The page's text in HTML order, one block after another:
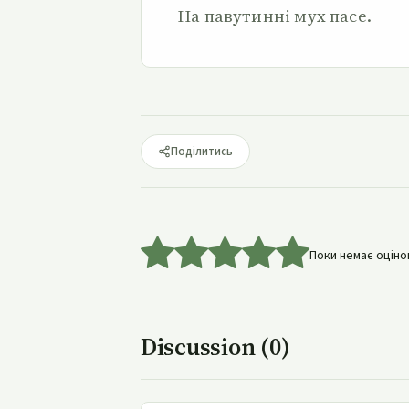
На павутинні мух пасе.
Поділитись
Поки немає
Discussion (0)